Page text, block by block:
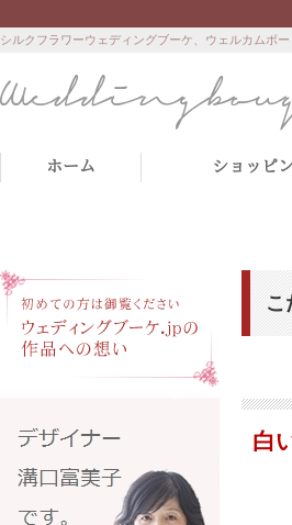
シルクフラワーウェディングブーケ、ウェルカムボ
ホーム ショッピ
こ
白